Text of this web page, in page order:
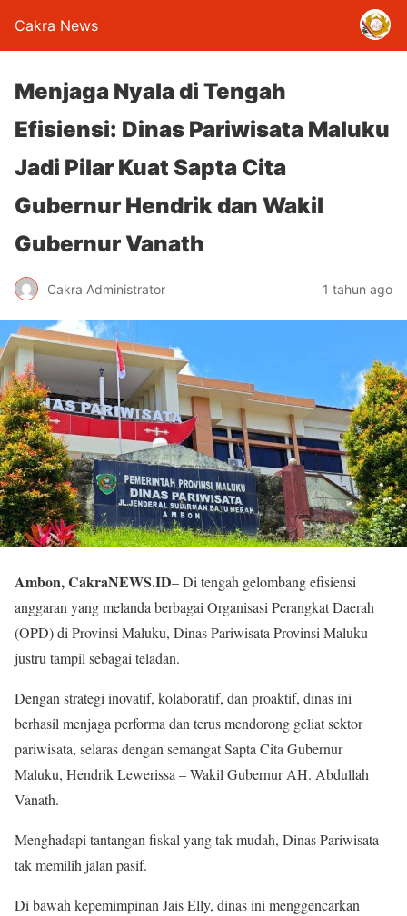
Cakra News
Menjaga Nyala di Tengah
Efisiensi: Dinas Pariwisata Maluku
Jadi Pilar Kuat Sapta Cita
Gubernur Hendrik dan Wakil
Gubernur Vanath
Cakra Administrator 1 tahun ago
Ambon, CakraNEWS.ID– Di tengah gelombang efisiensi
anggaran yang melanda berbagai Organisasi Perangkat Daerah
(OPD) di Provinsi Maluku, Dinas Pariwisata Provinsi Maluku
justru tampil sebagai teladan.
Dengan strategi inovatif, kolaboratif, dan proaktif, dinas ini
berhasil menjaga performa dan terus mendorong geliat sektor
pariwisata, selaras dengan semangat Sapta Cita Gubernur
Maluku, Hendrik Lewerissa – Wakil Gubernur AH. Abdullah
Vanath.
Menghadapi tantangan fiskal yang tak mudah, Dinas Pariwisata
tak memilih jalan pasif.
Di bawah kepemimpinan Jais Elly, dinas ini menggencarkan